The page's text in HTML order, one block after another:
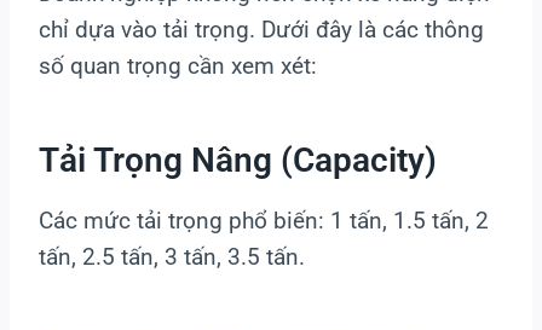
chỉ dựa vào tải trọng. Dưới đây là các thông
số quan trọng cần xem xét:
Tải Trọng Nâng (Capacity)
Các mức tải trọng phổ biến: 1 tấn, 1.5 tấn, 2
tấn, 2.5 tấn, 3 tấn, 3.5 tấn.